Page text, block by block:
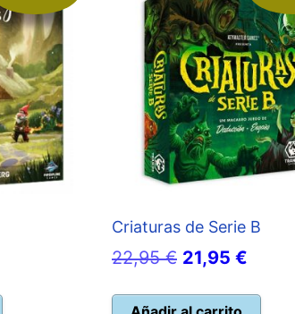
Criaturas de Serie B
22,95€ El
21,95 €